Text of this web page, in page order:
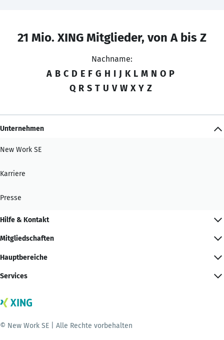
21 Mio. XING Mitglieder, von A bis Z
Nachname:
A B C D E F G H I J K L M N O P
Q R S T U V W X Y Z
Unternehmen
New Work SE
Karriere
Presse
Hilfe & Kontakt
Mitgliedschaften
Hauptbereiche
Services
© New Work SE | Alle Rechte vorbehalten